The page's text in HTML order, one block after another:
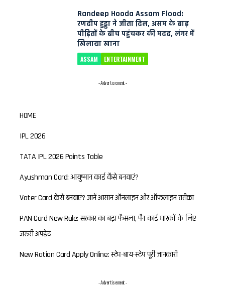
Randeep Hooda Assam Flood:
रणदीप हुड्डा ने जीता दिल, असम के बाढ़
पीड़ितों के बीच पहुंचकर की मदद, लंगर में
खिलाया खाना
ASSAM ENTERTAINMENT
- Advertisement -
HOME
IPL 2026
TATA IPL 2026 Points Table
Ayushman Card: आयुष्मान कार्ड कैसे बनवाएं?
Voter Card कैसे बनवाएं? जानें आसान ऑनलाइन और ऑफलाइन तरीका
PAN Card New Rule: सरकार का बड़ा फैसला, पैन कार्ड धारकों के लिए
जरूरी अपडेट
New Ration Card Apply Online: स्टेप-बाय-स्टेप पूरी जानकारी
- Advertisement -